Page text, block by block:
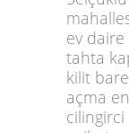
ev
tahta
kilit
açma